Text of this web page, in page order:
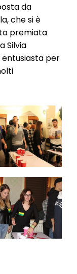
da
che si è
premiata
Silvia
per